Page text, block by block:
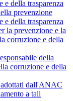
e della trasparenza
prevenzione
e della trasparenza
la prevenzione e la
corruzione e della
della
corruzione e della
dall'ANAC
a tali